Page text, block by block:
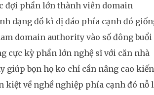
đợi phần lớn thành viên domain
dạng đồ kì dị đáo phía cạnh đó
domain authority vào số đông buổi
cực kỳ phần lớn nghệ sĩ với căn nhà
giúp bọn họ ko chỉ cần nâng cao kiến
kiệt về nghề nghiệp phía cạnh đó nỗ